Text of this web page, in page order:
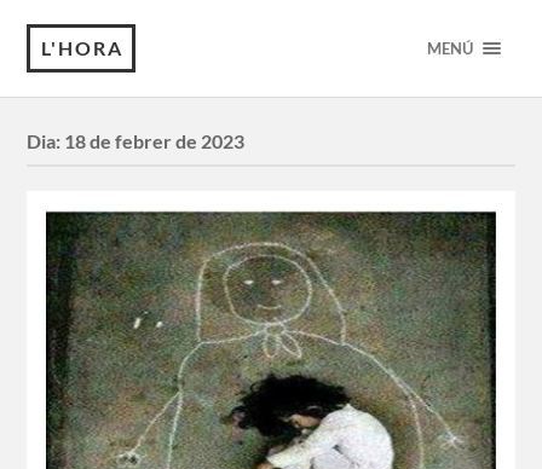
L'HORA MENÚ
Dia: 18 de febrer de 2023